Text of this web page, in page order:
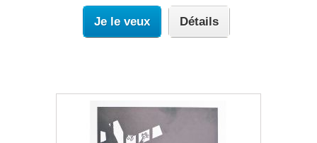
Je le veux Détails